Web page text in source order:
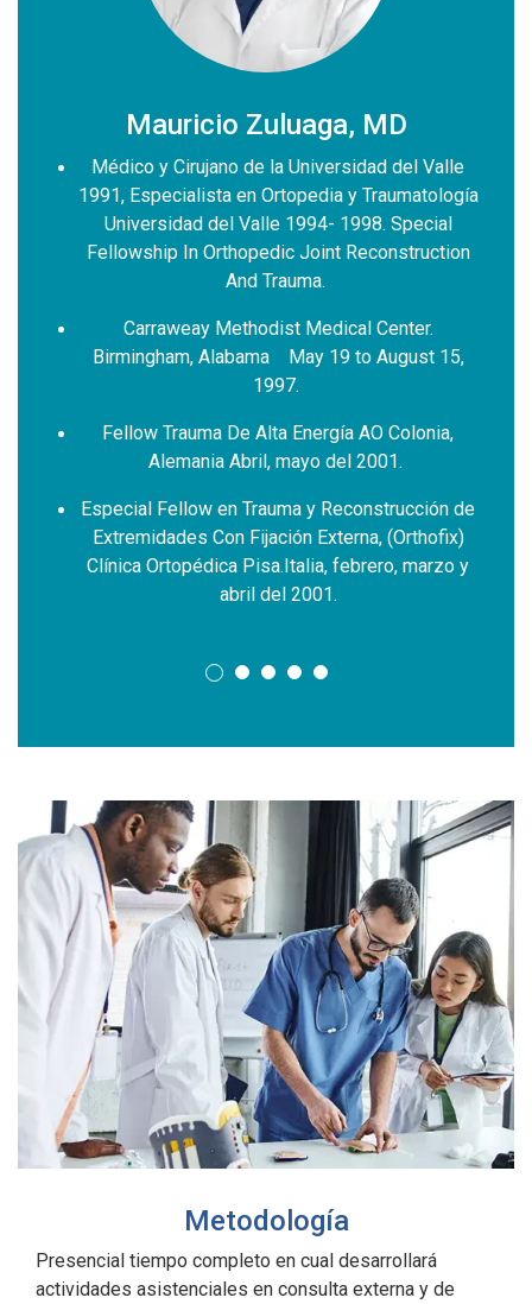
Mauricio Zuluaga, MD
Médico y Cirujano de la Universidad del Valle
1991, Especialista en Ortopedia y Traumatología
Universidad del Valle 1994- 1998. Special
Fellowship In Orthopedic Joint Reconstruction
And Trauma.
Carraweay Methodist Medical Center.
Birmingham, Alabama May 19 to August 15,
1997.
Fellow Trauma De Alta Energía AO Colonia,
Alemania Abril, mayo del 2001.
Especial Fellow en Trauma y Reconstrucción de
Extremidades Con Fijación Externa, (Orthofix)
Clínica Ortopédica Pisa.Italia, febrero, marzo y
abril del 2001.
Metodología
Presencial tiempo completo en cual desarrollará
actividades asistenciales en consulta externa y de